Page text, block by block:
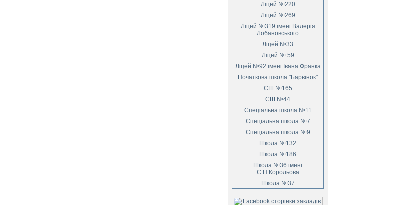
Ліцей №220
Ліцей №269
Ліцей №319 імені Валерія
Лобановського
Ліцей №33
Ліцей № 59
Ліцей №92 імені Івана Франка
Початкова школа "Барвінок"
СШ №165
СШ №44
Спеціальна школа №11
Спеціальна школа №7
Спеціальна школа №9
Школа №132
Школа №186
Школа №36 імені
С.П.Корольова
Школа №37